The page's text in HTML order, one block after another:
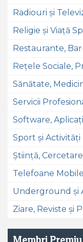
Radiouri și
Religie și Viață
Restaurante,
Rețele Sociale,
Sănătate,
Servicii
Software,
Sport și
Știință,
Telefoane
Underground și
Ziare, Reviste și
Membri